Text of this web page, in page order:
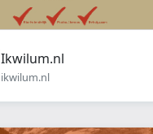
Ikwilum.nl
ikwilum.nl